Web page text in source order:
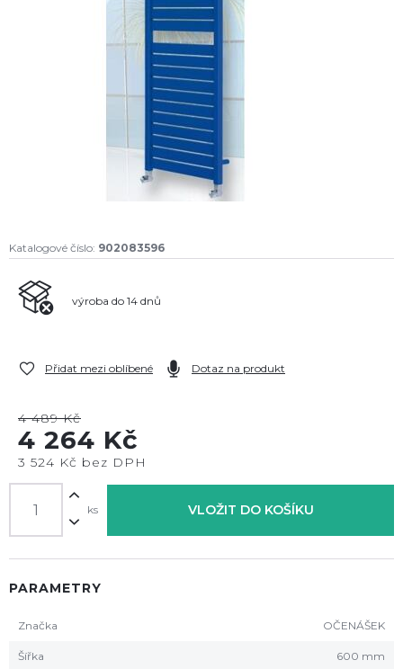
Katalogové číslo: 902083596
výroba do 14 dnů
Přidat mezi oblíbené Dotaz na produkt
4 489 Kč
4 264 Kč
3 524 Kč bez DPH
ks VLOŽIT DO KOŠÍKU
PARAMETRY
Značka OČENÁŠEK
Šířka 600 mm